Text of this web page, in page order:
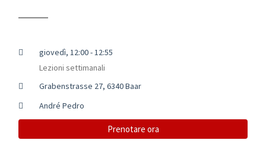
giovedì, 12:00 - 12:55
Lezioni settimanali
Grabenstrasse 27, 6340 Baar
André Pedro
Prenotare ora